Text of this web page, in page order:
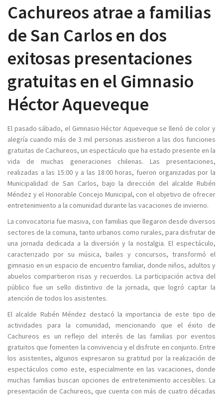
Cachureos atrae a familias
de San Carlos en dos
exitosas presentaciones
gratuitas en el Gimnasio
Héctor Aqueveque
El pasado sábado, el Gimnasio Héctor Aqueveque se llenó de color y
alegría cuando más de 3 mil personas asistieron a las dos funciones
gratuitas de Cachureos, un espectáculo que ha estado presente en la
vida de muchas generaciones chilenas. Las presentaciones,
realizadas a las 15:00 y a las 18:00 horas, fueron organizadas por la
Municipalidad de San Carlos, bajo la dirección del alcalde Rubén
Méndez y el Honorable Concejo Municipal, con el objetivo de ofrecer
entretenimiento a la comunidad durante las vacaciones de invierno.
La convocatoria fue masiva, con familias que llegaron desde diversos
sectores de la comuna, tanto urbanos como rurales, para disfrutar de
una jornada dedicada a la diversión y la nostalgia. El espectáculo,
caracterizado por su música, bailes y concursos, transformó el
gimnasio en un espacio de encuentro familiar, donde niños, adultos y
abuelos compartieron risas y recuerdos. La participación activa del
público fue un sello distintivo de la jornada, que logró captar la
atención de todos los asistentes.
El alcalde Rubén Méndez destacó la importancia de este tipo de
actividades para la comunidad, mencionando que el éxito de
Cachureos es un reflejo del interés de las familias por eventos
gratuitos que fomenten la convivencia y el disfrute en conjunto. Entre
los asistentes, algunos expresaron su gratitud por la realización de
espectáculos como este, especialmente en las vacaciones, donde
muchas familias buscan opciones de entretenimiento accesibles. La
presentación de Cachureos, que cuenta con más de cuatro décadas